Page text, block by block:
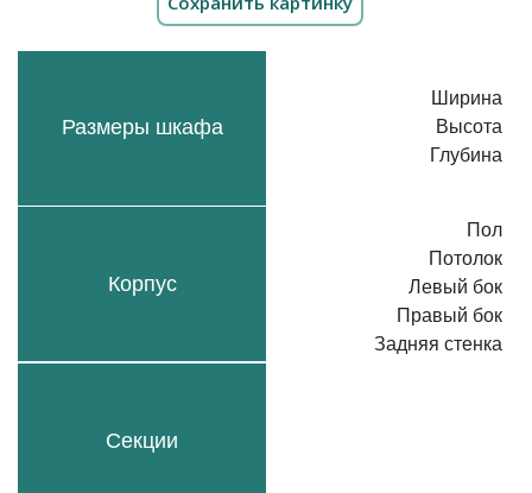
Размеры шкафа
Корпус
Секции
Ширина
Высота
Глубина
Пол
Потолок
Левый бок
Правый бок
Задняя стенка